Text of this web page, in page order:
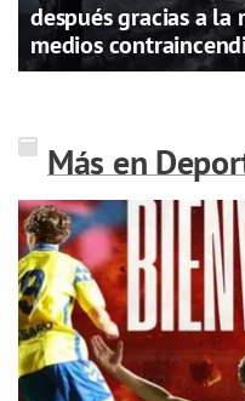
después gracias a
medios
Más en